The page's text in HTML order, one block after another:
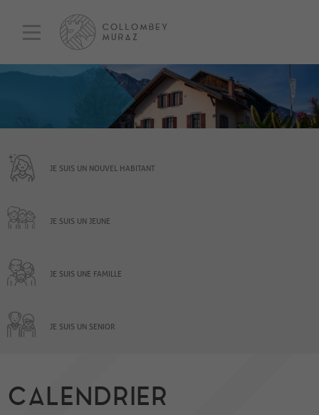
JE SUIS UN NOUVEL HABITANT
JE SUIS UN JEUNE
JE SUIS UNE FAMILLE
JE SUIS UN SENIOR
CALENDRIER